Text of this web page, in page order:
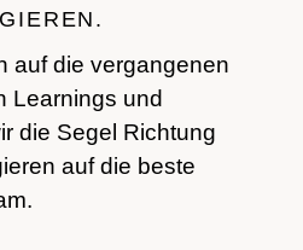
auf die vergangenen
Learnings und
die Segel Richtung
auf die beste